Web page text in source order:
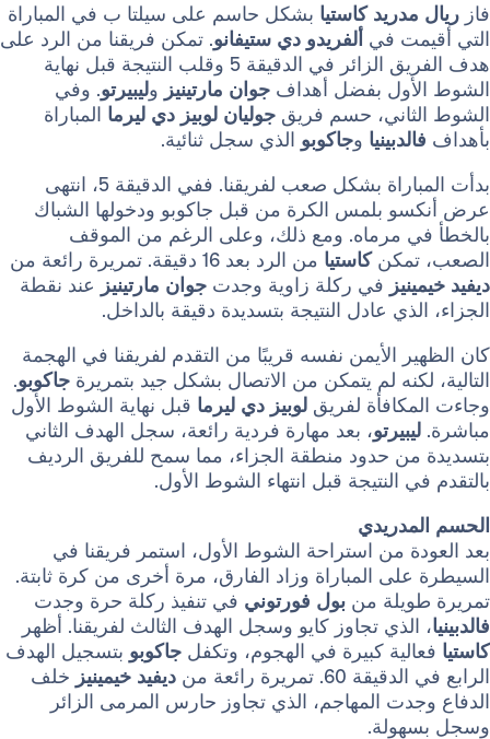
كاستيابشكل حاسم على سيلتا ب في المباراة
فيألفريدو دي ستيفانو. تمكن فريقنا من الرد على
هدف الفريق الزائر في الدقيقة 5 وقلب النتيجة قبل نهاية
بفضل أهدافجوان مارتينيز و ليبيرتو. وفي
حسم فريقجوليان لوبيز دي ليرما المباراة
و جاكوبوالذي سجل ثنائية.
بدأت المباراة بشكل صعب لفريقنا. ففي الدقيقة 5، انتهى
بلمس الكرة من قبل جاكوبو ودخولها الشباك
مرماه. ومع ذلك، وعلى الرغم من الموقف
كاستيامن الرد بعد 16 دقيقة. تمريرة رائعة من
في ركلة زاوية وجدتجوان مارتينيز عند نقطة
عادل النتيجة بتسديدة دقيقة بالداخل.
الأيمن نفسه قريبًا من التقدم لفريقنا في الهجمة
لم يتمكن من الاتصال بشكل جيد بتمريرةجاكوبو.
لفريقلوبيز دي ليرما قبل نهاية الشوط الأول
، بعد مهارة فردية رائعة، سجل الهدف الثاني
حدود منطقة الجزاء، مما سمح للفريق الرديف
النتيجة قبل انتهاء الشوط الأول.
من استراحة الشوط الأول، استمر فريقنا في
المباراة وزاد الفارق، مرة أخرى من كرة ثابتة.
منبول فورتونيفي تنفيذ ركلة حرة وجدت
تجاوز كايو وسجل الهدف الثالث لفريقنا. أظهر
كبيرة في الهجوم، وتكفلجاكوبوبتسجيل الهدف
رائعة من
ديفيد خيمينيزخلف
المهاجم، الذي تجاوز حارس المرمى الزائر